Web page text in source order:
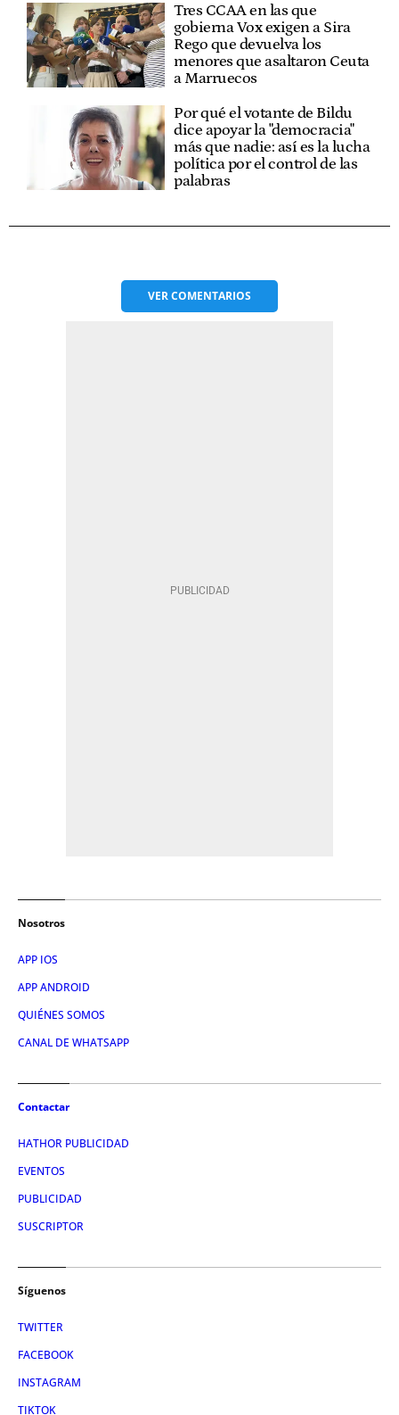
Tres CCAA en las que
gobierna Vox exigen a Sira
Rego que devuelva los
menores que asaltaron Ceuta
a Marruecos
Por qué el votante de Bildu
dice apoyar la "democracia"
más que nadie: así es la lucha
política por el control de las
palabras
VERCOMENTARIOS
Nosotros
APP IOS
APP ANDROID
QUIÉNES SOMOS
CANAL DE WHATSAPP
Contactar
HATHOR PUBLICIDAD
EVENTOS
PUBLICIDAD
SUSCRIPTOR
Síguenos
TWITTER
FACEBOOK
INSTAGRAM
TIKTOK